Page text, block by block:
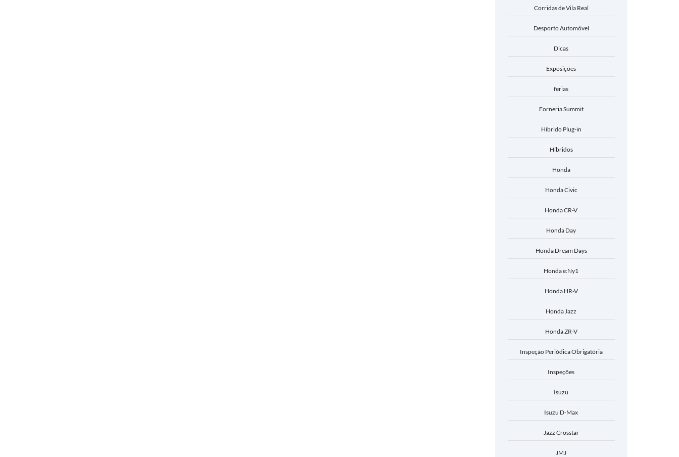
Corridas de Vila Real
Desporto Automóvel
Dicas
Exposições
ferias
Forneria Summit
Híbrido Plug-in
Híbridos
Honda
Honda Civic
Honda CR-V
Honda Day
Honda Dream Days
Honda e:Ny1
Honda HR-V
Honda Jazz
Honda ZR-V
Inspeção Periódica Obrigatória
Inspeções
Isuzu
Isuzu D-Max
Jazz Crosstar
JMJ